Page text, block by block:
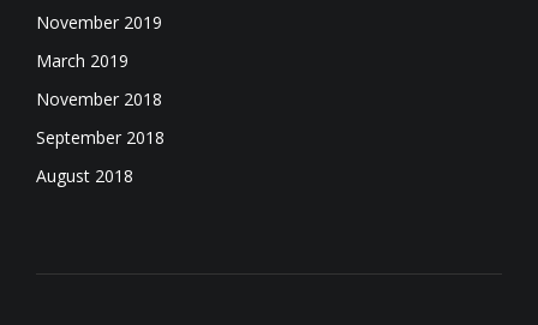
November 2019
March 2019
November 2018
September 2018
August 2018